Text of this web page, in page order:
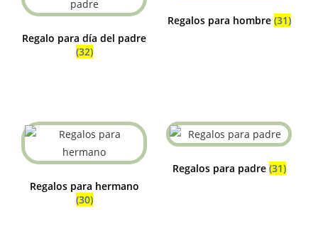
Regalo para día del padre
(32)
Regalos para hombre (31)
Regalos para hermano
(30)
Regalos para padre (31)